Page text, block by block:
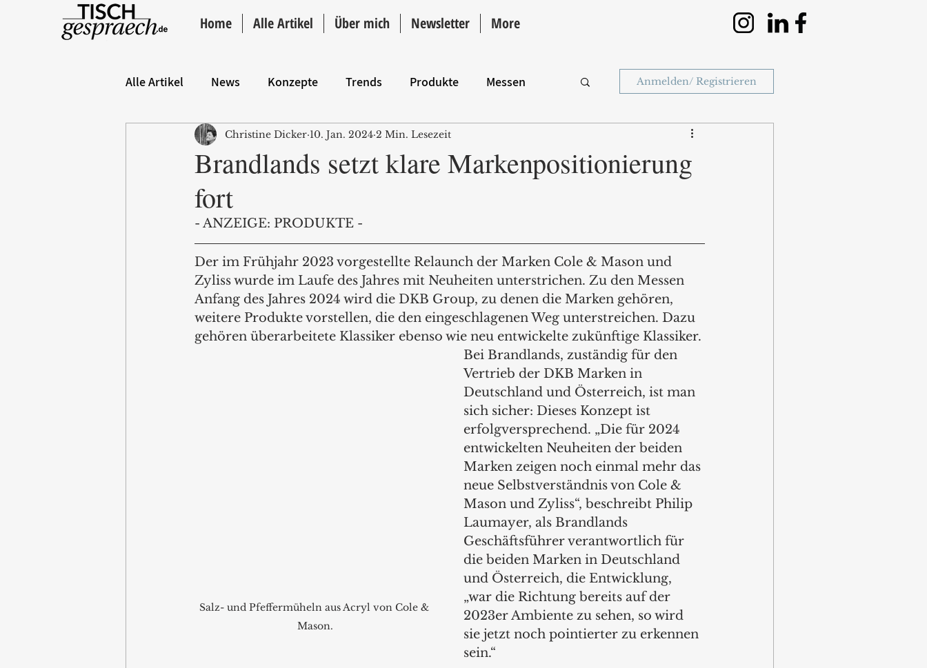
Home Alle Artikel Über mich Newsletter More
Alle Artikel News Konzepte Trends Produkte Messen
Hintergrund ANZEIGE Intro
Anmelden/ Registrieren
Brandlands setzt klare Markenpositionierung
fort
Christine Dicker 10. Jan. 2024 2 Min. Lesezeit
- ANZEIGE: PRODUKTE -
Der im Frühjahr 2023 vorgestellte Relaunch der Marken Cole & Mason und
Zyliss wurde im Laufe des Jahres mit Neuheiten unterstrichen. Zu den Messen
Anfang des Jahres 2024 wird die DKB Group, zu denen die Marken gehören,
weitere Produkte vorstellen, die den eingeschlagenen Weg unterstreichen. Dazu
gehören überarbeitete Klassiker ebenso wie neu entwickelte zukünftige Klassiker.
Salz- und Pfeffermüheln aus Acryl von Cole &
Mason.
Bei Brandlands, zuständig für den
Vertrieb der DKB Marken in
Deutschland und Österreich, ist man
sich sicher: Dieses Konzept ist
erfolgversprechend. „Die für 2024
entwickelten Neuheiten der beiden
Marken zeigen noch einmal mehr das
neue Selbstverständnis von Cole &
Mason und Zyliss“, beschreibt Philip
Laumayer, als Brandlands
Geschäftsführer verantwortlich für
die beiden Marken in Deutschland
und Österreich, die Entwicklung,
„war die Richtung bereits auf der
2023er Ambiente zu sehen, so wird
sie jetzt noch pointierter zu erkennen
sein.“